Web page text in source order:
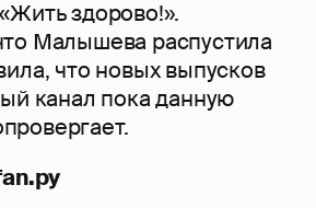
здорово!».
Малышева распустила
что новых выпусков
канал пока данную